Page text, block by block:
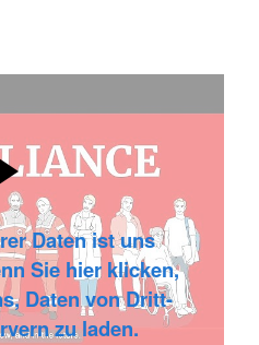
Daten ist uns
Sie hier klicken,
Daten von Dritt-
zu laden.